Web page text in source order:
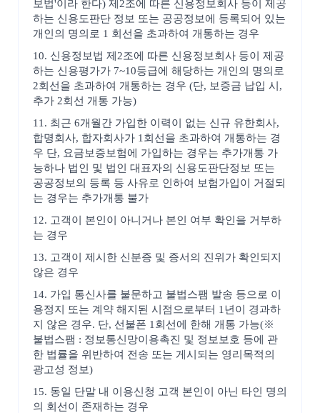
보법'이라 한다) 제2조에 따른 신용정보회사 등이 제공
하는 신용도판단 정보 또는 공공정보에 등록되어 있는
개인의 명의로 1 회선을 초과하여 개통하는 경우
10. 신용정보법 제2조에 따른 신용정보회사 등이 제공
하는 신용평가가 7~10등급에 해당하는 개인의 명의로
2회선을 초과하여 개통하는 경우 (단, 보증금 납입 시,
추가 2회선 개통 가능)
11. 최근 6개월간 가입한 이력이 없는 신규 유한회사,
합명회사, 합자회사가 1회선을 초과하여 개통하는 경
우 단, 요금보증보험에 가입하는 경우는 추가개통 가
능하나 법인 및 법인 대표자의 신용도판단정보 또는
공공정보의 등록 등 사유로 인하여 보험가입이 거절되
는 경우는 추가개통 불가
12. 고객이 본인이 아니거나 본인 여부 확인을 거부하
는 경우
13. 고객이 제시한 신분증 및 증서의 진위가 확인되지
않은 경우
14. 가입 통신사를 불문하고 불법스팸 발송 등으로 이
용정지 또는 계약 해지된 시점으로부터 1년이 경과하
지 않은 경우. 단, 선불폰 1회선에 한해 개통 가능(※
불법스팸 : 정보통신망이용촉진 및 정보보호 등에 관
한 법률을 위반하여 전송 또는 게시되는 영리목적의
광고성 정보)
15. 동일 단말 내 이용신청 고객 본인이 아닌 타인 명의
의 회선이 존재하는 경우